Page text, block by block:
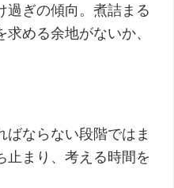
過ぎの傾向。煮詰まる
める余地がないか、
ばならない段階ではま
止まり、考える時間を